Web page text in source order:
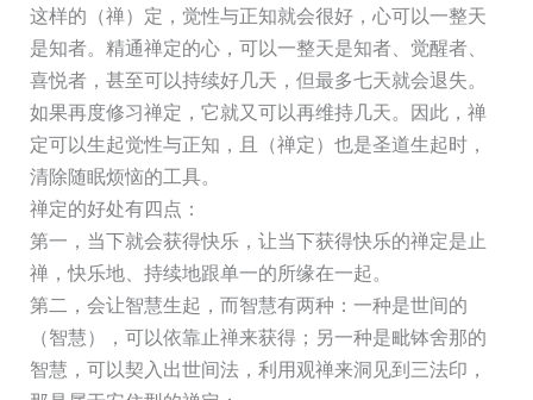
这样的（禅）定，觉性与正知就会很好，心可以一整天
是知者。精通禅定的心，可以一整天是知者、觉醒者、
喜悦者，甚至可以持续好几天，但最多七天就会退失。
如果再度修习禅定，它就又可以再维持几天。因此，禅
定可以生起觉性与正知，且（禅定）也是圣道生起时，
清除随眠烦恼的工具。
禅定的好处有四点：
第一，当下就会获得快乐，让当下获得快乐的禅定是止
禅，快乐地、持续地跟单一的所缘在一起。
第二，会让智慧生起，而智慧有两种：一种是世间的
（智慧），可以依靠止禅来获得；另一种是毗钵舍那的
智慧，可以契入出世间法，利用观禅来洞见到三法印，